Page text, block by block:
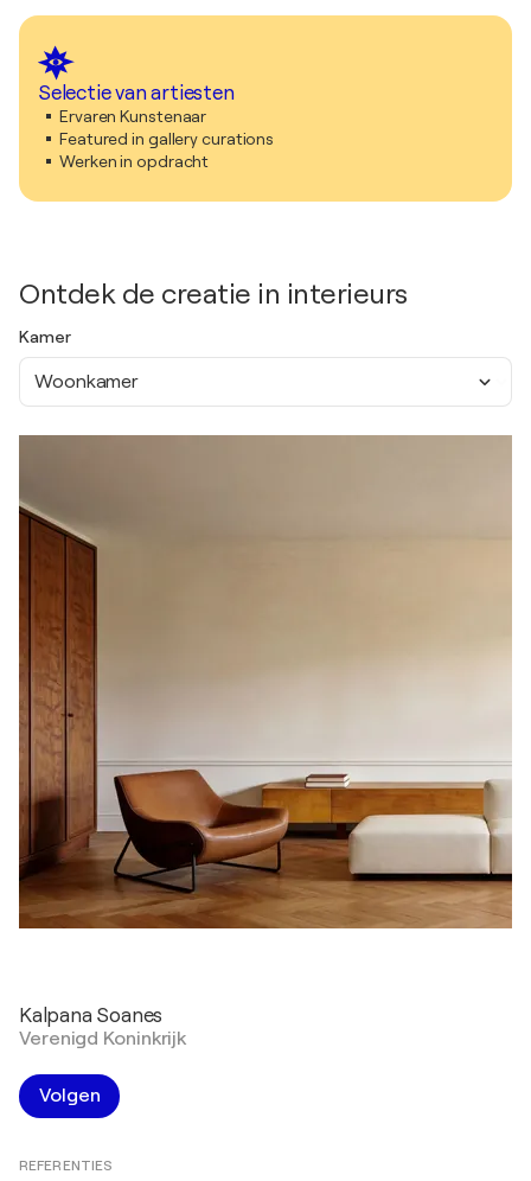
Selectie van artiesten
Ervaren Kunstenaar
Featured in gallery curations
Werken in opdracht
Ontdek de creatie in interieurs
Kamer
Woonkamer
Kalpana Soanes
Verenigd Koninkrijk
Volgen
REFERENTIES